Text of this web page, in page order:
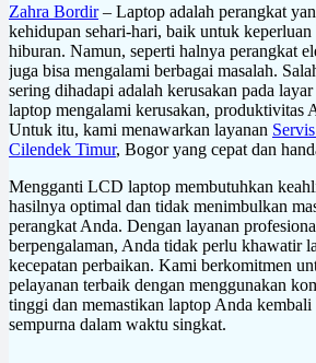
Zahra Bordir– Laptop adalah perangkat
kehidupan sehari-hari, baik untuk keperluan
hiburan. Namun, seperti halnya perangkat
juga bisa mengalami berbagai masalah.
sering dihadapi adalah kerusakan pada
laptop mengalami kerusakan, produktivitas
Untuk itu, kami menawarkan layanan
Cilendek Timur, Bogor yang cepat dan
Mengganti LCD laptop membutuhkan
hasilnya optimal dan tidak menimbulkan
perangkat Anda. Dengan layanan
berpengalaman, Anda tidak perlu khawatir
kecepatan perbaikan. Kami berkomitmen
pelayanan terbaik dengan menggunakan
tinggi dan memastikan laptop Anda kembali
sempurna dalam waktu singkat.